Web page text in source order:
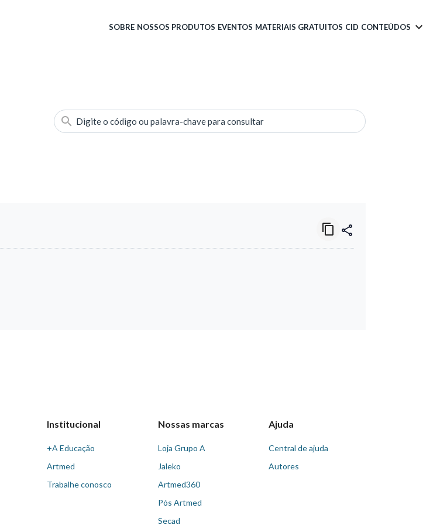
SOBRE NOSSOS PRODUTOS EVENTOS MATERIAIS GRATUITOS CID CONTEÚDOS
Digite o código ou palavra-chave para consultar
Institucional
+A Educação
Artmed
Trabalhe conosco
Nossas marcas
Loja Grupo A
Jaleko
Artmed360
Pós Artmed
Secad
Ajuda
Central de ajuda
Autores